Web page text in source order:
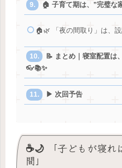
🏠 子育て期は、”完璧な
🏠🌿 「夜の間取り」は、
📝 まとめ｜寝室配置は
👓📚✨
▶ 次回予告
☕🌙 「子どもが寝れ
間」